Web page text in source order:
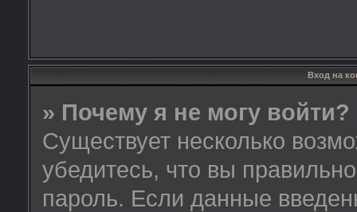
Вход на
» Почему я не могу войти?
Существует несколько
убедитесь, что вы
пароль. Если данные